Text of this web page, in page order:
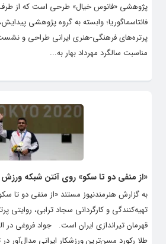
پژوهشی «فانوس خیال» طرحی است که از طرف
فانتاسماگوریا؛ وابسته به گروه پژوهشی
پرتره‌های فرهنگی-هنری ایرانی طراحی و
مناسبت سالگرد مهرداد بهار به...
«از منفی دو تا سکو» روی آنتن شبکه
به گزارش هنرمندنیوز مستند «از منفی دو تا
تهیه‌کنندگی و کارگردانی سجاد ترابی، روایتی
قهرمان تیراندازی ایران است. جواد فروغی در
طلا رکورد مسن‌ترین ورزشکار ایرانی مدال‌آور در